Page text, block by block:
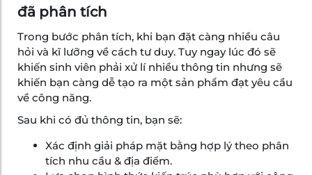
đã phân tích
Trong bước phân tích, khi bạn đặt càng nhiều câu
hỏi và kĩ lưỡng về cách tư duy. Tuy ngay lúc đó sẽ
khiến sinh viên phải xử lí nhiều thông tin nhưng sẽ
khiến bạn càng dễ tạo ra một sản phẩm đạt yêu cầu
về công năng.
Sau khi có đủ thông tin, bạn sẽ:
Xác định giải pháp mặt bằng hợp lý theo phân
tích nhu cầu & địa điểm.